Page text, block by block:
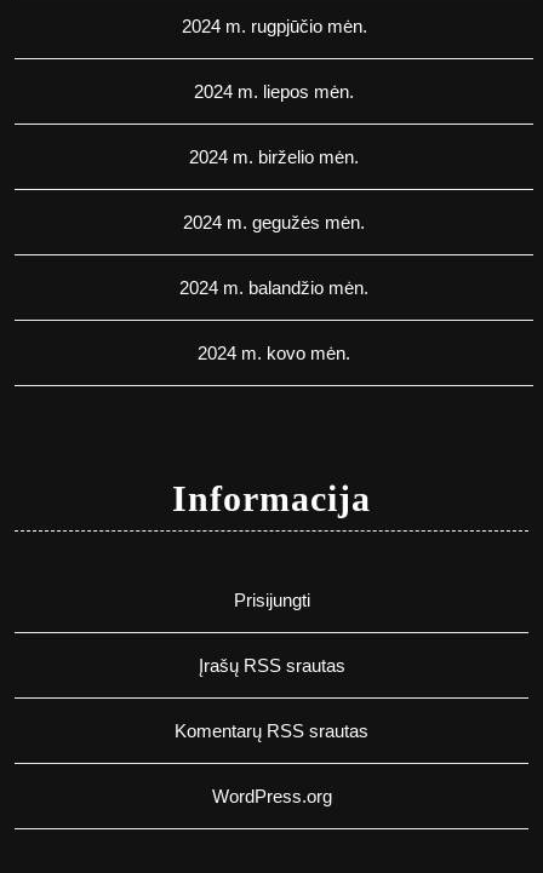
2024 m. rugpjūčio mėn.
2024 m. liepos mėn.
2024 m. birželio mėn.
2024 m. gegužės mėn.
2024 m. balandžio mėn.
2024 m. kovo mėn.
Informacija
Prisijungti
Įrašų RSS srautas
Komentarų RSS srautas
WordPress.org